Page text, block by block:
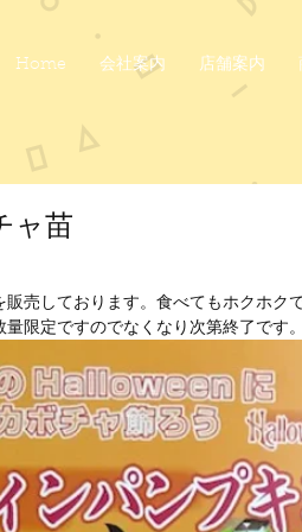
Home 会社案内 店舗案内
ャ苗
売しております。食べてもホクホク
限定ですのでなくなり次第終了です。